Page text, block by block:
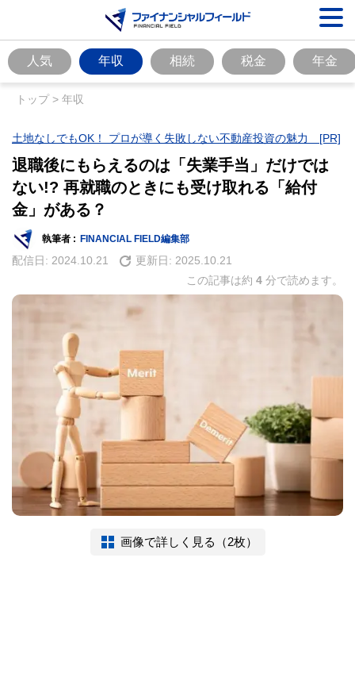
人気 年収 相続 税金 年金
トップ> 年収
土地なしでもOK！ プロが導く失敗しない不動産投資の魅力 [PR]
退職後にもらえるのは「失業手当」だけでは
ない!? 再就職のときにも受け取れる「給付
金」がある？
執筆者 : FINANCIAL FIELD編集部
配信日: 2024.10.21 更新日: 2025.10.21
この記事は約 4 分で読めます。
画像で詳しく見る（2枚）